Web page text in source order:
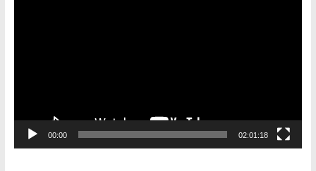
00:00 02:01:18